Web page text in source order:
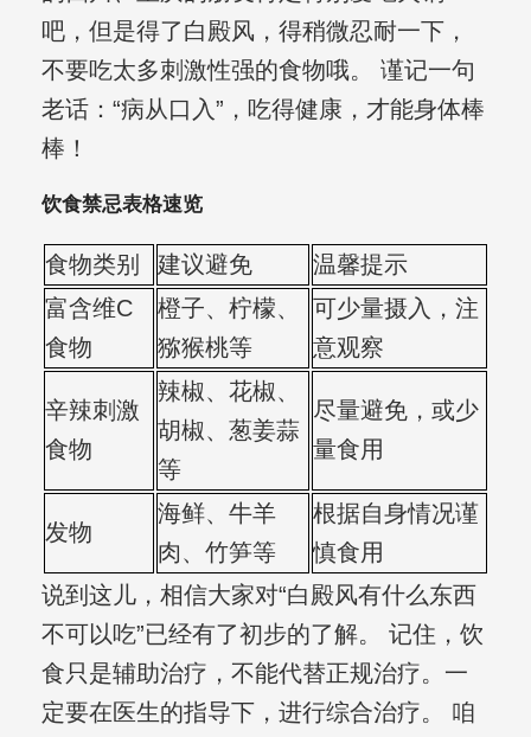
吧，但是得了白殿风，得稍微忍耐一下，
不要吃太多刺激性强的食物哦。 谨记一句
老话：“病从口入”，吃得健康，才能身体棒
棒！
饮食禁忌表格速览
食物类别 建议避免
温馨提示
富含维C
食物
橙子、柠檬、
猕猴桃等
可少量摄入，注
意观察
辛辣刺激
食物
辣椒、花椒、
胡椒、葱姜蒜
等
尽量避免，或少
量食用
发物
海鲜、牛羊
肉、竹笋等
根据自身情况谨
慎食用
说到这儿，相信大家对“白殿风有什么东西
不可以吃”已经有了初步的了解。 记住，饮
食只是辅助治疗，不能代替正规治疗。一
定要在医生的指导下，进行综合治疗。 咱